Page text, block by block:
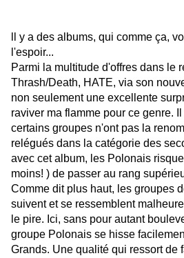
ll y a des albums, qui comme ça,
l'espoir...
Parmi la multitude d'offres dans le
Thrash/Death, HATE, via son
non seulement une excellente
raviver ma flamme pour ce genre.
certains groupes n'ont pas la
relégués dans la catégorie des
avec cet album, les Polonais
moins! ) de passer au rang
Comme dit plus haut, les groupes
suivent et se ressemblent
le pire. Ici, sans pour autant
groupe Polonais se hisse
Grands. Une qualité qui ressort de